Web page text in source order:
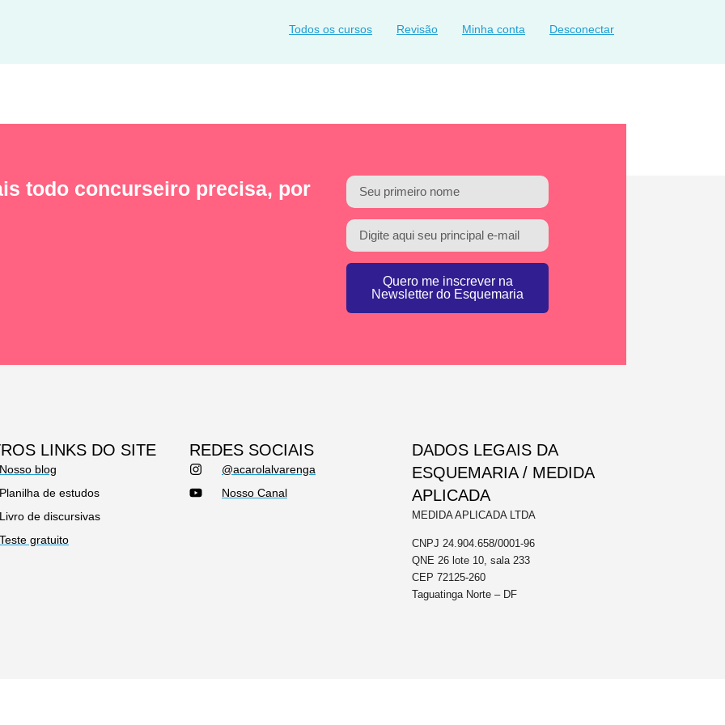
Todos os cursos Revisão Minha conta Desconectar
todo concurseiro precisa, por
Quero me inscrever na
Newsletter do Esquemaria
LINKS DO SITE
Nosso blog
Planilha de estudos
Livro de discursivas
Teste gratuito
REDES SOCIAIS
@acarolalvarenga
Nosso Canal
DADOS LEGAIS DA
ESQUEMARIA / MEDIDA
APLICADA
MEDIDA APLICADA LTDA
CNPJ 24.904.658/0001-96
QNE 26 lote 10, sala 233
CEP 72125-260
Taguatinga Norte – DF